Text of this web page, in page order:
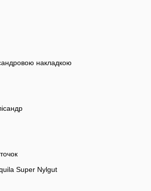
накладкою
Super Nylgut